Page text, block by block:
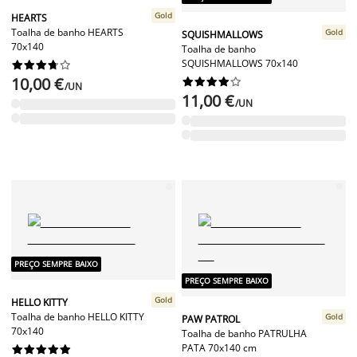
HEARTS
Toalha de banho HEARTS
70x140
Gold






10,00 €/UN
SQUISHMALLOWS
Toalha de banho
SQUISHMALLOWS 70x140
Gold






11,00 €/UN
PREÇO SEMPRE BAIXO
HELLO KITTY
Toalha de banho HELLO KITTY
70x140
Gold






PREÇO SEMPRE BAIXO
PAW PATROL
Toalha de banho PATRULHA
PATA 70x140 cm
Gold